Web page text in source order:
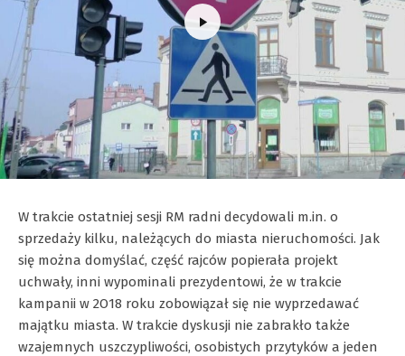
W trakcie ostatniej sesji RM radni decydowali m.in. o
sprzedaży kilku, należących do miasta nieruchomości. Jak
się można domyślać, część rajców popierała projekt
uchwały, inni wypominali prezydentowi, że w trakcie
kampanii w 2O18 roku zobowiązał się nie wyprzedawać
majątku miasta. W trakcie dyskusji nie zabrakło także
wzajemnych uszczypliwości, osobistych przytyków a jeden